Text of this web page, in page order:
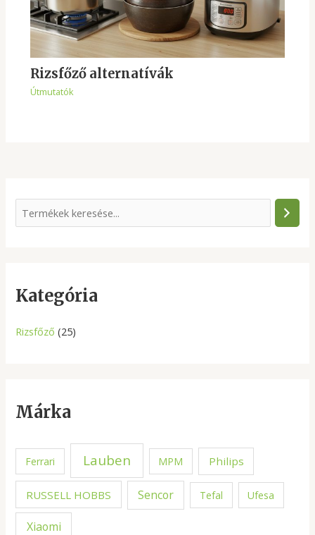
e
c
Kategória
Rizsfőző (25)
Márka
Ferrari Lauben MPM Philips
RUSSELL HOBBS Sencor Tefal Ufesa
Xiaomi
Rizsfőző alternatívák
Útmutatók